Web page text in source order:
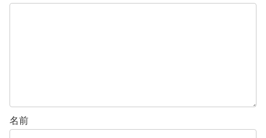
名前